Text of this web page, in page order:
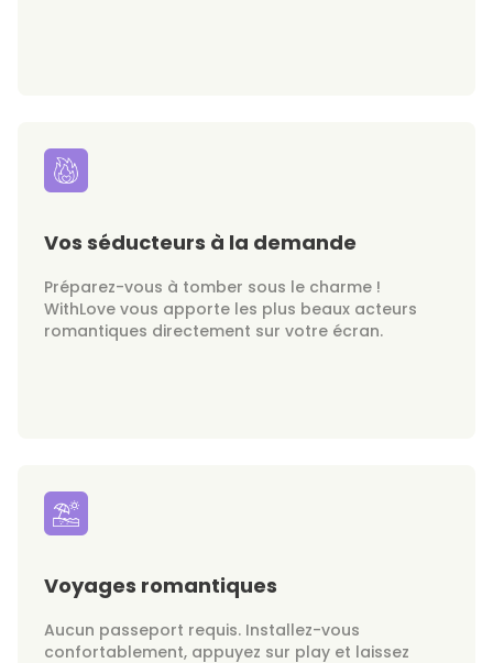
Vos séducteurs à la demande
Préparez-vous à tomber sous le charme !
WithLove vous apporte les plus beaux acteurs
romantiques directement sur votre écran.
Voyages romantiques
Aucun passeport requis. Installez-vous
confortablement, appuyez sur play et laissez